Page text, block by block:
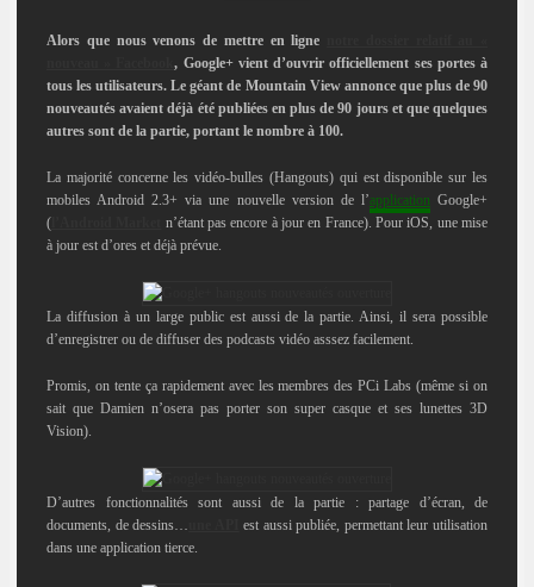
Alors que nous venons de mettre en ligne
nouveau » Facebook, Google+ vient d’ouvrir officiellement ses portes à
tous les utilisateurs. Le géant de Mountain View annonce que plus de 90
nouveautés avaient déjà été publiées en plus de 90 jours et que quelques
autres sont de la partie, portant le nombre à 100.
La majorité concerne les vidéo-bulles (Hangouts) qui est disponible sur les
mobiles Android 2.3+ via une nouvelle version de l’applicationGoogle+
(
n’étant pas encore à jour en France). Pour iOS, une mise
à jour est d’ores et déjà prévue.
La diffusion à un large public est aussi de la partie. Ainsi, il sera possible
d’enregistrer ou de diffuser des podcasts vidéo asssez facilement.
Promis, on tente ça rapidement avec les membres des PCi Labs (même si on
sait que Damien n’osera pas porter son super casque et ses lunettes 3D
Vision).
D’autres fonctionnalités sont aussi de la partie : partage d’écran, de
documents, de dessins…
est aussi publiée, permettant leur utilisation
dans une application tierce.